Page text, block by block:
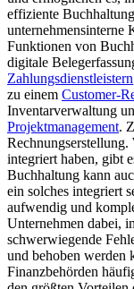
effiziente
unternehmensinterne
Funktionen von
digitale
Zahlungsdienstleistern
zu einem Customer-
Inventarverwaltung
Projektmanagement.
integriert haben, gibt
Buchhaltung kann
ein solches integriert
aufwendig und
Unternehmen dabei,
schwerwiegende
und behoben werden
Finanzbehörden